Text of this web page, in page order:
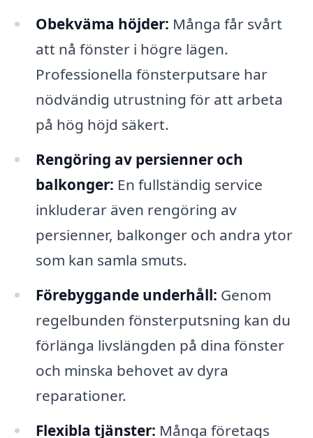
Obekväma höjder: Många får svårt
att nå fönster i högre lägen.
Professionella fönsterputsare har
nödvändig utrustning för att arbeta
på hög höjd säkert.
Rengöring av persienner och
balkonger: En fullständig service
inkluderar även rengöring av
persienner, balkonger och andra ytor
som kan samla smuts.
Förebyggande underhåll: Genom
regelbunden fönsterputsning kan du
förlänga livslängden på dina fönster
och minska behovet av dyra
reparationer.
Flexibla tjänster: Många företags